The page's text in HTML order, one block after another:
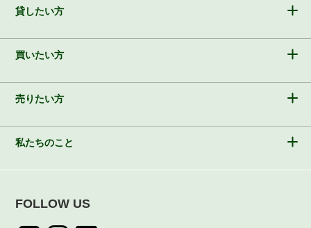
貸したい方
買いたい方
売りたい方
私たちのこと
FOLLOW US